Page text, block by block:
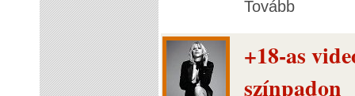
Tovább
+18-as
színpadon